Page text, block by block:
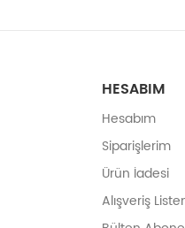
HESABIM
Hesabım
Siparişlerim
Ürün İadesi
Alışveriş